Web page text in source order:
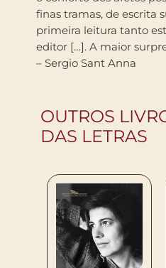
finas tramas, de escrita
primeira leitura tanto
editor […]. A maior
– Sergio Sant Anna
OUTROS
DAS LETRAS